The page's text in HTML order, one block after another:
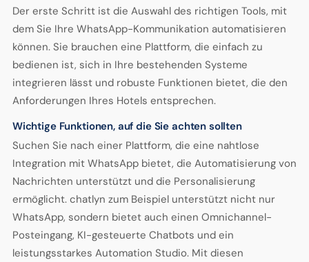
Der erste Schritt ist die Auswahl des richtigen Tools, mit
dem Sie Ihre WhatsApp-Kommunikation automatisieren
können. Sie brauchen eine Plattform, die einfach zu
bedienen ist, sich in Ihre bestehenden Systeme
integrieren lässt und robuste Funktionen bietet, die den
Anforderungen Ihres Hotels entsprechen.
Wichtige Funktionen, auf die Sie achten sollten
Suchen Sie nach einer Plattform, die eine nahtlose
Integration mit WhatsApp bietet, die Automatisierung von
Nachrichten unterstützt und die Personalisierung
ermöglicht. chatlyn zum Beispiel unterstützt nicht nur
WhatsApp, sondern bietet auch einen Omnichannel-
Posteingang, KI-gesteuerte Chatbots und ein
leistungsstarkes Automation Studio. Mit diesen